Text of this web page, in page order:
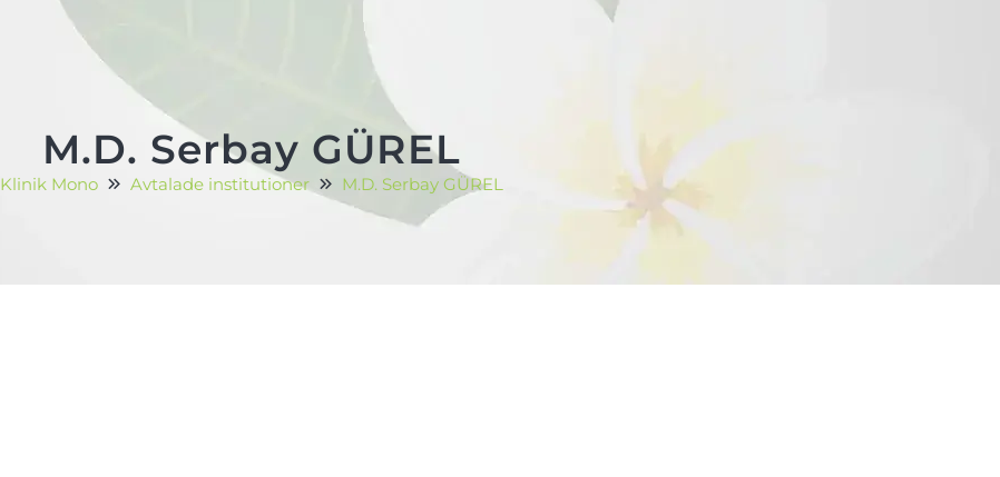
M.D. Serbay GÜREL
Klinik Mono Avtalade institutioner M.D. Serbay GÜREL